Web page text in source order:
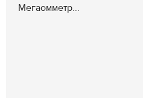
Мегаомметр...